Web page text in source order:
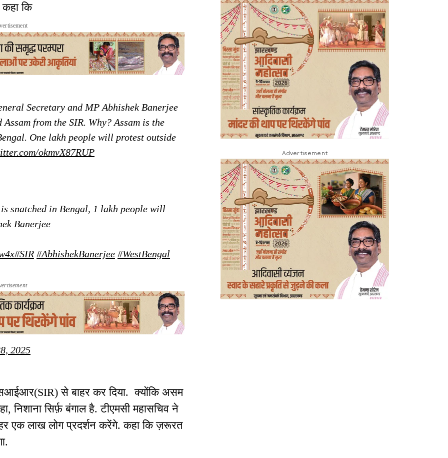
कहा कि
Secretary and MP Abhishek Banerjee
from the SIR. Why? Assam is the
One lakh people will protest outside
okmvX87RUP
snatched in Bengal, 1 lakh people will
Banerjee
#SIR #AbhishekBanerjee #WestBengal
2025
से बाहर कर दिया. क्योंकि असम
निशाना सिर्फ़ बंगाल है. टीएमसी महासचिव ने
एक लाख लोग प्रदर्शन करेंगे. कहा कि ज़रूरत
Advertisement